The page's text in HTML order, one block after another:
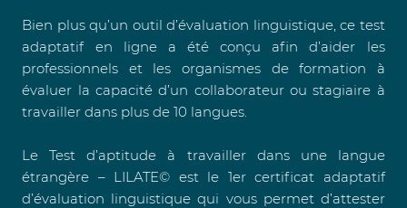
Bien plus qu’un outil d’évaluation linguistique, ce test
adaptatif en ligne a été conçu afin d’aider les
professionnels et les organismes de formation à
évaluer la capacité d’un collaborateur ou stagiaire à
travailler dans plus de 10 langues.
Le Test d’aptitude à travailler dans une langue
étrangère – LILATE© est le 1er certificat adaptatif
d’évaluation linguistique qui vous permet d’attester